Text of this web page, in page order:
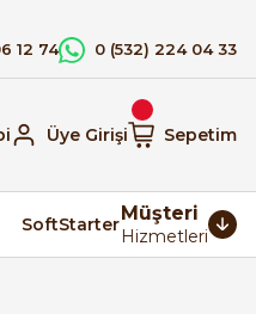
12 74 0 (532) 224 04 33
Üye Girişi Sepetim
SoftStarterMüşteri
Hizmetleri